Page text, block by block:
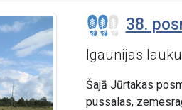
38.
Igaunijas
Šajā Jūrtakas
pussalas,